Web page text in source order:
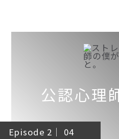
Episode 2｜ 04
公認心理